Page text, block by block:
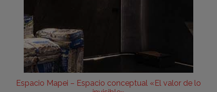
Espacio Mapei – Espacio conceptual «El valor de lo